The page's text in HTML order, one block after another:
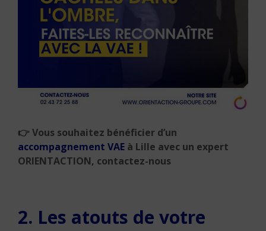
👉Vous souhaitez bénéficier d’un
accompagnement VAE à Lille avec un expert
ORIENTACTION, contactez-nous
2. Les atouts de votre